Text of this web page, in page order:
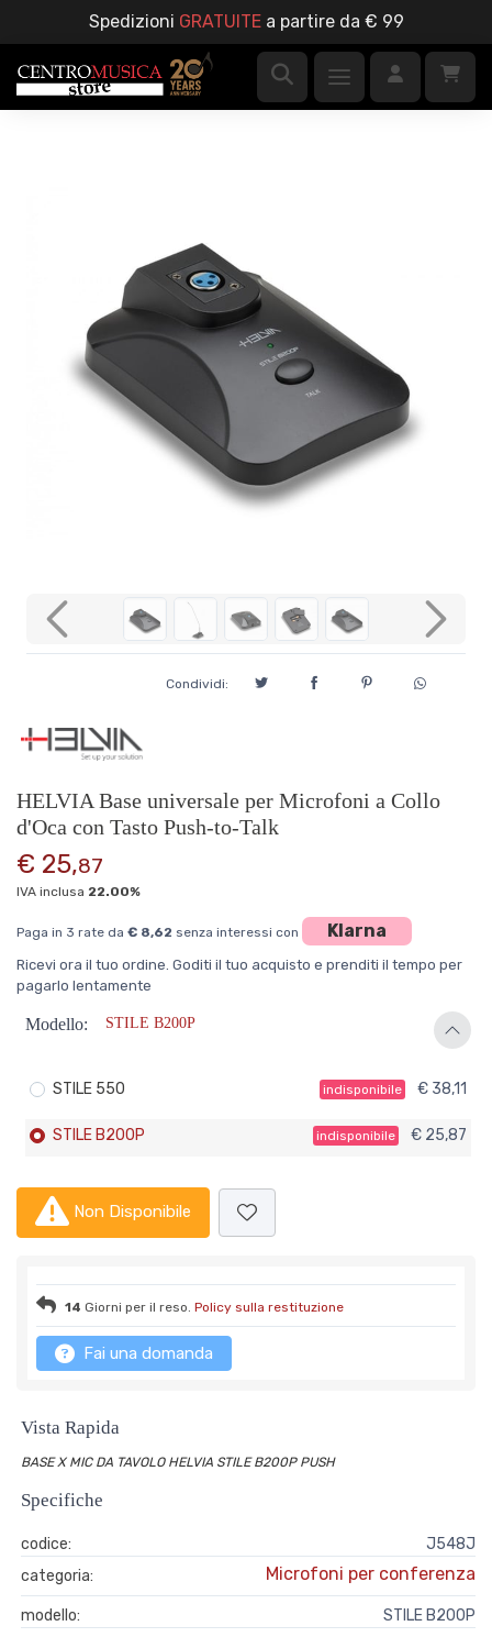
Spedizioni GRATUITEa partire da € 99
Previous Next
Condividi:
HELVIA Base universale per Microfoni a Collo
d'Oca con Tasto Push-to-Talk
€ 25,87
IVA inclusa 22.00%
Paga in 3 rate da € 8,62 senza interessi con Klarna
Ricevi ora il tuo ordine. Goditi il tuo acquisto e prenditi il tempo per
pagarlo lentamente
Modello: STILE B200P
STILE 550 indisponibile € 38,11
STILE B200P indisponibile € 25,87
Non Disponibile
14 Giorni per il reso. Policy sulla restituzione
Fai una domanda
Vista Rapida
BASE X MIC DA TAVOLO HELVIA STILE B200P PUSH
Specifiche
codice:
J548J
categoria:
Microfoni per conferenza
modello:
STILE B200P